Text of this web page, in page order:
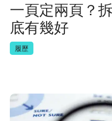
一頁定兩頁？
底有幾好
履歷